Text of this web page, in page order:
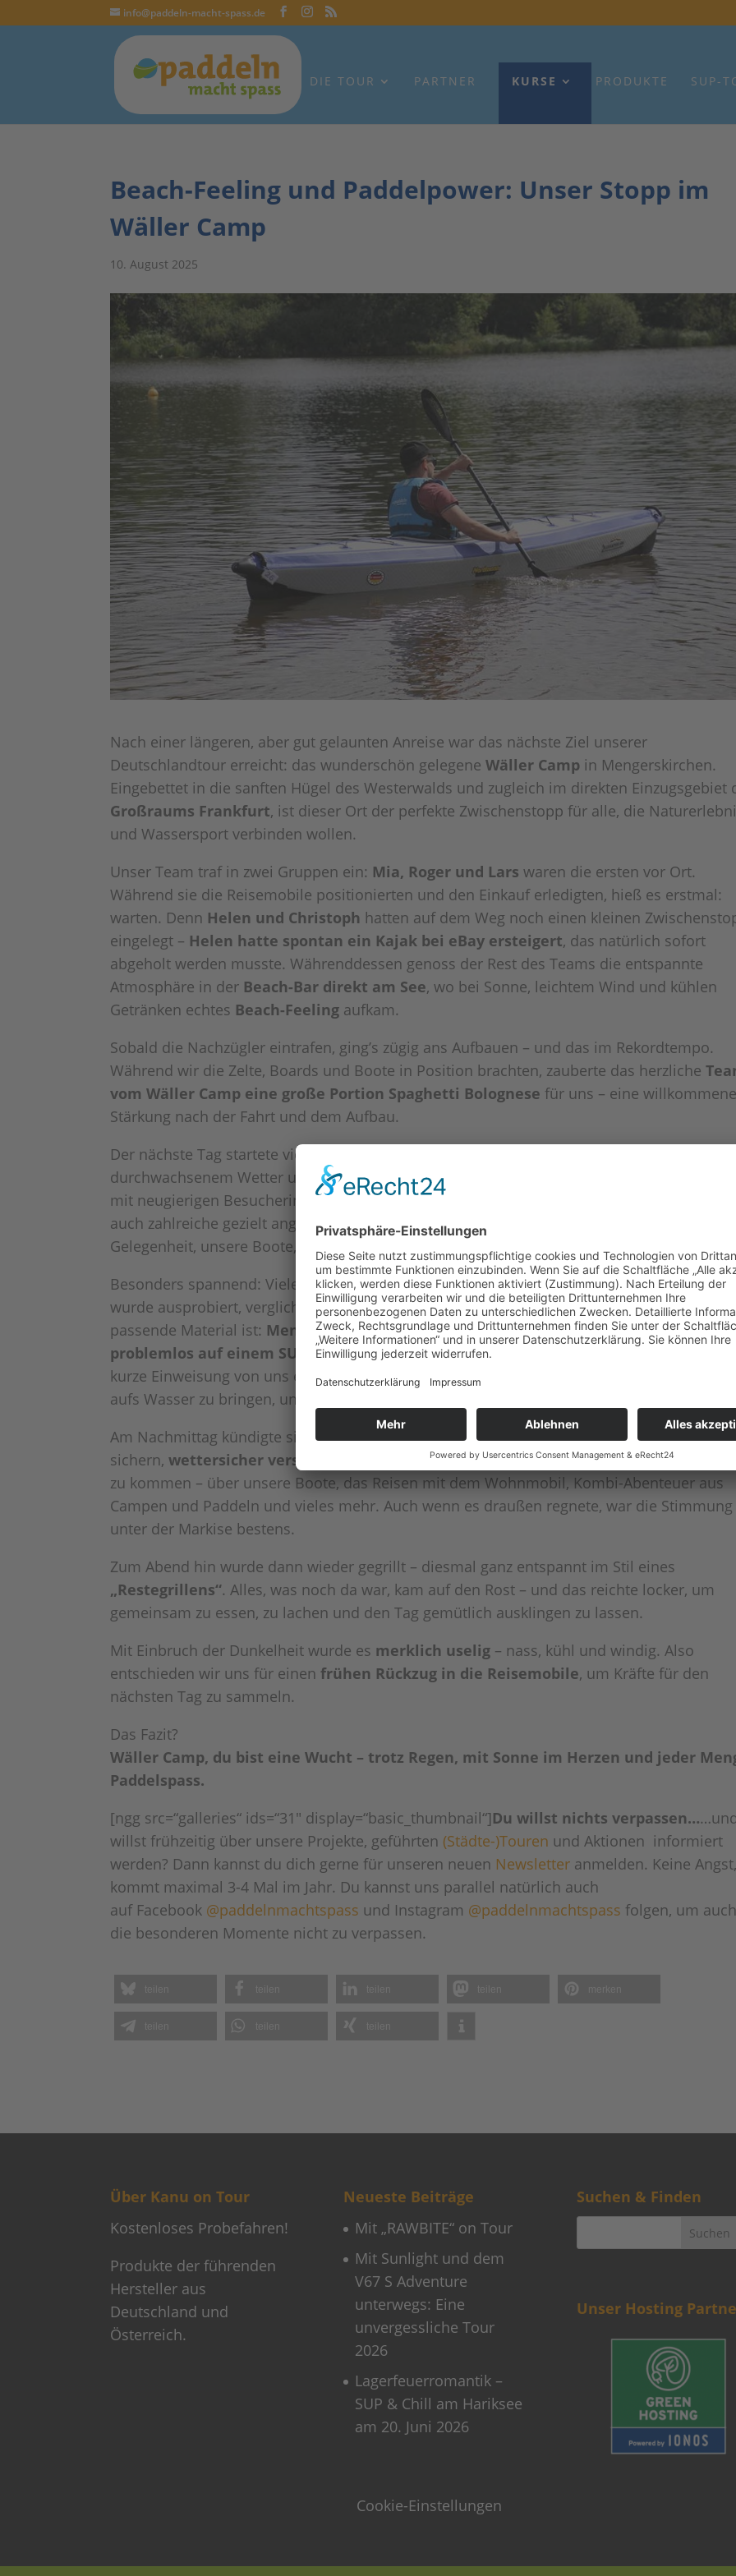
info@paddeln-macht-spass.de
DIE TOUR PARTNER KURSE PRODUKTE SUP-
Beach-Feeling und Paddelpower: Unser Stopp im
Wäller Camp
10. August 2025
Nach einer längeren, aber gut gelaunten Anreise war das nächste Ziel unserer
Deutschlandtour erreicht: das wunderschön gelegeneWäller Camp in Mengerskirchen.
Eingebettet in die sanften Hügel des Westerwalds und zugleich im direkten Einzugsgebiet
Großraums Frankfurt, ist dieser Ort der perfekte Zwischenstopp für alle, die
und Wassersport verbinden wollen.
Unser Team traf in zwei Gruppen ein: Mia, Roger und Lars waren die ersten vor Ort.
Während sie die Reisemobile positionierten und den Einkauf erledigten, hieß es erstmal:
warten. Denn Helen und Christoph hatten auf dem Weg noch einen kleinen
eingelegt – Helen hatte spontan ein Kajak bei eBay ersteigert, das natürlich sofort
abgeholt werden musste. Währenddessen genoss der Rest des Teams die entspannte
Atmosphäre in der Beach-Bar direkt am See, wo bei Sonne, leichtem Wind und kühlen
Getränken echtes Beach-Feeling aufkam.
Sobald die Nachzügler eintrafen, ging’s zügig ans Aufbauen – und das im Rekordtempo.
Während wir die Zelte, Boards und Boote in Position brachten, zauberte das herzliche
vom Wäller Camp eine große Portion Spaghetti Bolognese für uns – eine
Stärkung nach der Fahrt und dem Aufbau.
Der nächste Tag startete vielversprechend – und vor allem
durchwachsenem Wetter und gelegentlichen Regenschauern füllte sich das Gelände
mit neugierigen Besucherinnen und Besuchern. Der Platz war gut gefüllt – viele Camper,
auch zahlreiche gezielt angereisteTestpaddler aus dem Rhein-Main-Gebiet
Gelegenheit, unsere Boote, Boards und
Besonders spannend: Viele Gäste führten intensive Fachgesprächemit unserem Team –
wurde ausprobiert, verglichen und diskutiert. Dabei zeigte sich wieder, wie wichtig das
passende Material ist: Menschen mit etwas höherem Körpergewicht konnten
problemlos auf einem SUP stehen, sobald sie das richtige Board unter den Füßen und
kurze Einweisung von uns erhalten hatten. Genau dafür sind wir unterwegs – um
aufs Wasser zu bringen, unabhängig von Erfahrungsstand oder Statur.
Am Nachmittag kündigte sich dann wieder ein längererRegenschaueran. Also hieß es:
sichern,wettersicher verstauen
und die Pause nutzen, um mit Interessierten ins
zu kommen – über unsere Boote, das Reisen mit dem Wohnmobil, Kombi-Abenteuer aus
Campen und Paddeln und vieles mehr. Auch wenn es draußen regnete, war die Stimmung
unter der Markise bestens.
Zum Abend hin wurde dann wieder gegrillt – diesmal ganz entspannt im Stil eines
„Restegrillens“. Alles, was noch da war, kam auf den Rost – und das reichte locker, um
gemeinsam zu essen, zu lachen und den Tag gemütlich ausklingen zu lassen.
Mit Einbruch der Dunkelheit wurde es merklich uselig – nass, kühl und windig. Also
entschieden wir uns für einenfrühen Rückzug in die Reisemobile, um Kräfte für den
nächsten Tag zu sammeln.
Das Fazit?
Wäller Camp, du bist eine Wucht – trotz Regen, mit Sonne im Herzen und jeder
Paddelspass.
[ngg src=“galleries“ ids=“31″ display=“basic_thumbnail“]Du willst nichts verpassen…
willst frühzeitig über unsere Projekte, geführten (Städte-)Touren und Aktionen informiert
werden? Dann kannst du dich gerne für unseren neuen Newsletter anmelden. Keine
kommt maximal 3-4 Mal im Jahr. Du kannst uns parallel natürlich auch
auf Facebook @paddelnmachtspass und Instagram @paddelnmachtspass folgen, um
die besonderen Momente nicht zu verpassen.
teilen teilen teilen teilen
teilen teilen teilen
Über Kanu on Tour
Kostenloses Probefahren!
Produkte der führenden
Hersteller aus
Deutschland und
Österreich.
Neueste Beiträge
Mit „RAWBITE“ on Tour
Mit Sunlight und dem
V67 S Adventure
unterwegs: Eine
unvergessliche Tour
2026
Lagerfeuerromantik –
SUP & Chill am Hariksee
am 20. Juni 2026
Cookie-Einstellungen
Suchen & Finden
Unser Hosting